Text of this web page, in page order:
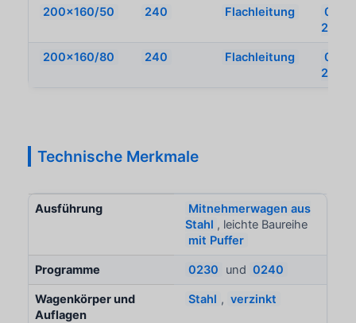
200x160/50 240 Flachleitung
200x160/80 240 Flachleitung
Technische Merkmale
Ausführung
Mitnehmerwagen aus
Stahl , leichte Baureihe
mit Puffer
Programme 0230 und 0240
Wagenkörper und
Auflagen
Stahl , verzinkt